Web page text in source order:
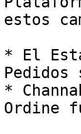
estos
* El
*
Ordine